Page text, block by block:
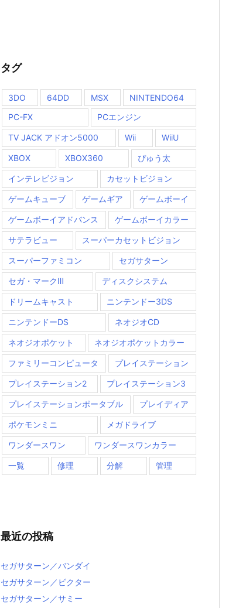
タグ
3DO 64DD MSX
NINTENDO64
PC-FX
PCエンジン
TV JACK アドオン5000 Wii WiiU
XBOX XBOX360 ぴゅう太
インテレビジョン カセットビジョン
ゲームキューブ ゲームギア ゲームボーイ
ゲームボーイアドバンス ゲームボーイカラー
サテラビュー スーパーカセットビジョン
スーパーファミコン セガサターン
セガ・マークⅢ ディスクシステム
ドリームキャスト ニンテンドー3DS
ニンテンドーDS ネオジオCD
ネオジオポケット ネオジオポケットカラー
ファミリーコンピュータ プレイステーション
プレイステーション2 プレイステーション3
プレイステーションポータブル プレイディア
ポケモンミニ メガドライブ
ワンダースワン ワンダースワンカラー
一覧 修理 分解 管理
最近の投稿
セガサターン／バンダイ
セガサターン／ビクター
セガサターン／サミー